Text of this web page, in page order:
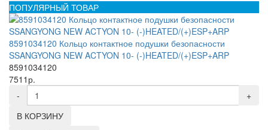
ПОПУЛЯРНЫЙ ТОВАР
8591034120 Кольцо контактное подушки безопасности
SSANGYONG NEW ACTYON 10- (-)HEATED/(+)ESP+ARP
8591034120
7511р.
-
+
В КОРЗИНУ